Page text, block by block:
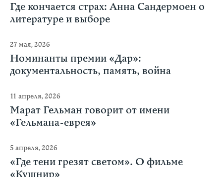
Где кончается страх: Анна Сандермоен о
литературе и выборе
27 мая, 2026
Номинанты премии «Дар»:
документальность, память, война
11 апреля, 2026
Марат Гельман говорит от имени
«Гельмана-еврея»
5 апреля, 2026
«Где тени грезят светом». О фильме